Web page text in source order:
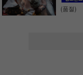
(품절)